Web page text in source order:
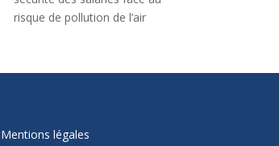
risque de pollution de l’air
Mentions légales